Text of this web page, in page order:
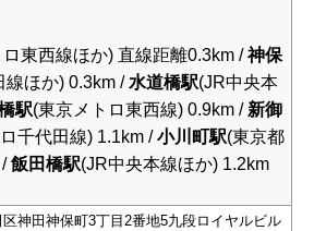
ロ東西線ほか) 直線距離0.3km /神保
線ほか) 0.3km / 水道橋駅(JR中央本
駅(東京メトロ東西線) 0.9km / 新御
千代田線) 1.1km /小川町駅(東京都
/飯田橋駅(JR中央本線ほか) 1.2km
神田神保町3丁目2番地5九段ロイヤルビル